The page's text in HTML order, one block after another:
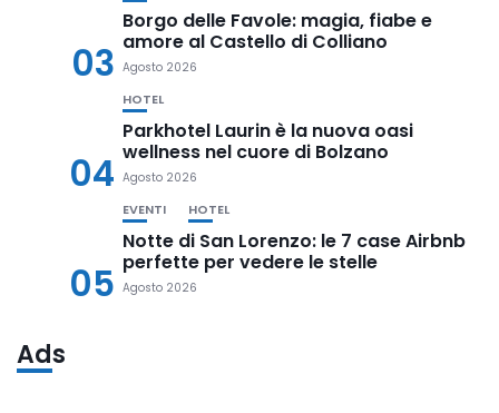
03
Borgo delle Favole: magia, fiabe e
amore al Castello di Colliano
Agosto 2026
04
HOTEL
Parkhotel Laurin è la nuova oasi
wellness nel cuore di Bolzano
Agosto 2026
05
EVENTI HOTEL
Notte di San Lorenzo: le 7 case Airbnb
perfette per vedere le stelle
Agosto 2026
Ads